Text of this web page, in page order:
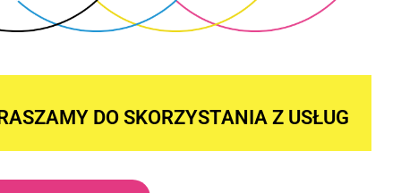
DO SKORZYSTANIA Z USŁUG